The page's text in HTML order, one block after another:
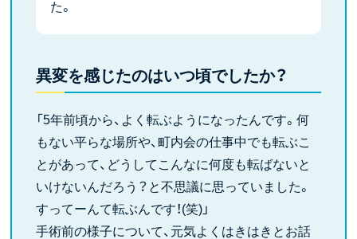
た。
異変を感じたのはいつ頃でしたか？
「5年前頃から、よく転ぶようになったんです。何
もない平らな場所や、町内会の仕事中でも転ぶこ
とがあって、どうしてこんなに何度も転ばないと
いけないんだろう？と不思議に思っていました。
すってーんて転ぶんです！(笑)」
手術前の様子について、元気よくはきはきとお話